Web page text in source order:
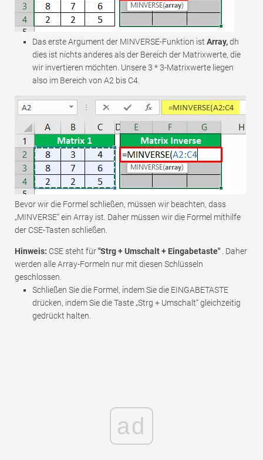
Das erste Argument der MINVERSE-Funktion ist Array,dh
dies ist nichts anderes als der Bereich der Matrixwerte, die
wir invertieren möchten. Unsere 3 * 3-Matrixwerte liegen
also im Bereich von A2 bis C4.
Bevor wir die Formel schließen, müssen wir beachten, dass
„MINVERSE“ ein Array ist. Daher müssen wir die Formel mithilfe
der CSE-Tasten schließen.
Hinweis: CSE steht für"Strg + Umschalt + Eingabetaste" . Daher
werden alle Array-Formeln nur mit diesen Schlüsseln
geschlossen.
Schließen Sie die Formel, indem Sie die EINGABETASTE
drücken, indem Sie die Taste „Strg + Umschalt“ gleichzeitig
gedrückt halten.
ad